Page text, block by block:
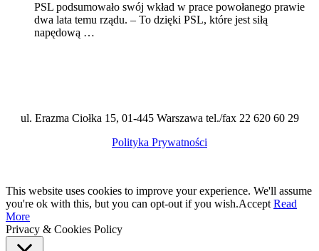
PSL podsumowało swój wkład w prace powołanego prawie
dwa lata temu rządu. – To dzięki PSL, które jest siłą
napędową …
ul. Erazma Ciołka 15, 01-445 Warszawa tel./fax 22 620 60 29
Polityka Prywatności
This website uses cookies to improve your experience. We'll assume
you're ok with this, but you can opt-out if you wish.Accept Read
More
Privacy & Cookies Policy